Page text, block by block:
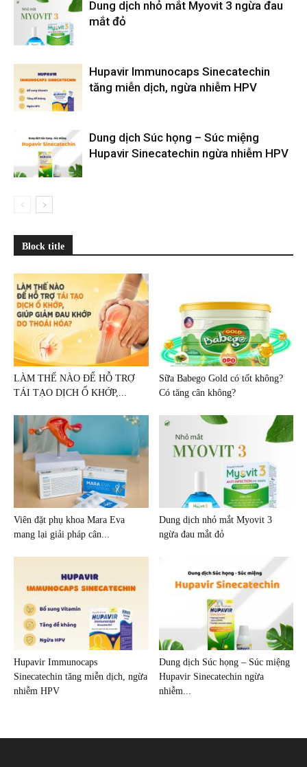
Dung dịch nhỏ mắt Myovit 3 ngừa đau
mắt đỏ
Hupavir Immunocaps Sinecatechin
tăng miễn dịch, ngừa nhiễm HPV
Dung dịch Súc họng – Súc miệng
Hupavir Sinecatechin ngừa nhiễm HPV
Block title
LÀM THẾ NÀO ĐỂ HỖ TRỢ
TÁI TẠO DỊCH Ổ KHỚP,...
Sữa Babego Gold có tốt không?
Có tăng cân không?
Viên đặt phụ khoa Mara Eva
mang lại giải pháp cân...
Dung dịch nhỏ mắt Myovit 3
ngừa đau mắt đỏ
Hupavir Immunocaps
Sinecatechin tăng miễn dịch, ngừa
nhiễm HPV
Dung dịch Súc họng – Súc miệng
Hupavir Sinecatechin ngừa
nhiễm...